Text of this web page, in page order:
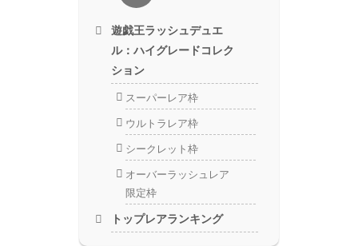
遊戯王ラッシュデュエ
ル：ハイグレードコレク
ション
スーパーレア枠
ウルトラレア枠
シークレット枠
オーバーラッシュレア
限定枠
トップレアランキング